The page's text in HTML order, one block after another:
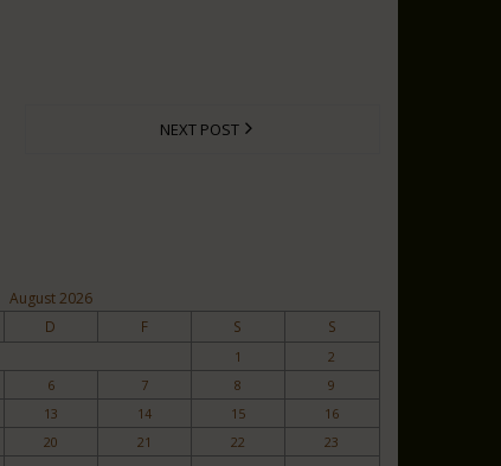
NEXT POST
August 2026
D F S S
1
2
6 7 8
9
13 14 15
16
20 21 22
23